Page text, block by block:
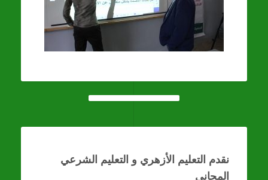
نقدم التعليم الأزهري و التعليم الشرعي
المجاني